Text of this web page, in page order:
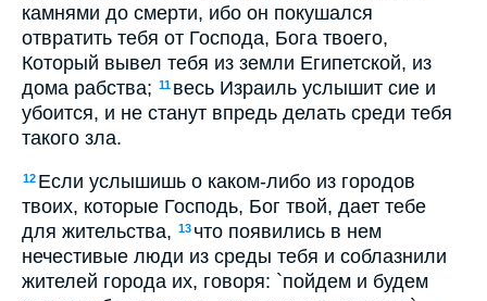
камнями до смерти, ибо он покушался
отвратить тебя от Господа, Бога твоего,
Который вывел тебя из земли Египетской, из
дома рабства; 11 весь Израиль услышит сие и
убоится, и не станут впредь делать среди тебя
такого зла.
12 Если услышишь о каком-либо из городов
твоих, которые Господь, Бог твой, дает тебе
для жительства, 13 что появились в нем
нечестивые люди из среды тебя и соблазнили
жителей города их, говоря: `пойдем и будем